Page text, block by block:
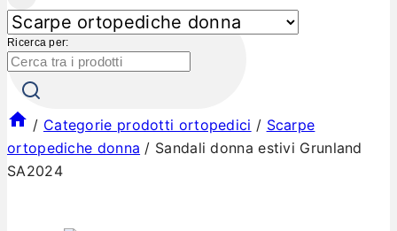
Ricerca per:
/ Categorie prodotti ortopedici / Scarpe
ortopediche donna / Sandali donna estivi Grunland
SA2024